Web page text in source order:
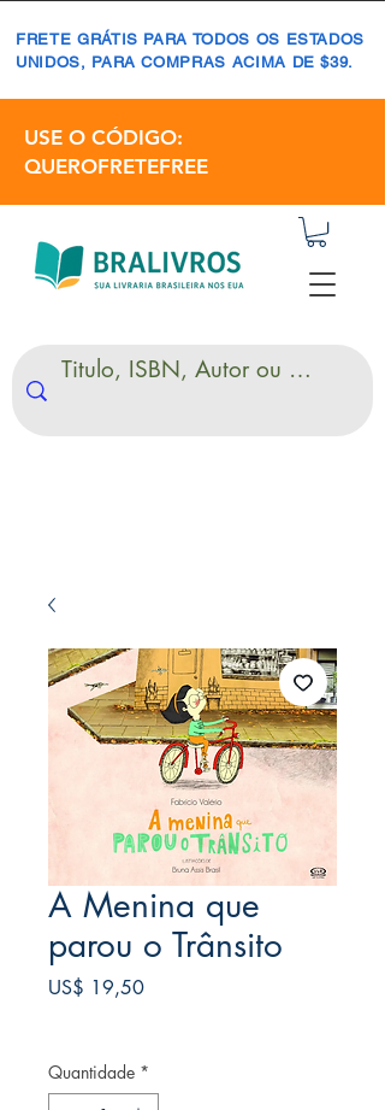
FRETE GRÁTIS PARA TODOS OS ESTADOS
UNIDOS, PARA COMPRAS ACIMA DE $39.
USE O CÓDIGO:
QUEROFRETEFREE
A Menina que
parou o Trânsito
US$ 19,50Preço
Quantidade *